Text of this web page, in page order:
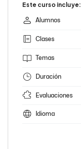
Este curso incluye:
Alumnos
Clases
Temas
Duración
Evaluaciones
Idioma